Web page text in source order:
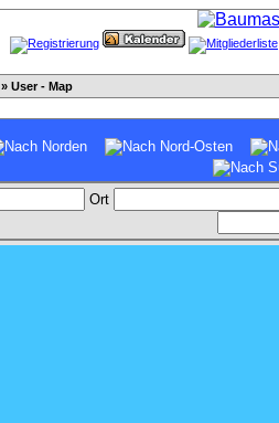
» User - Map
Ort